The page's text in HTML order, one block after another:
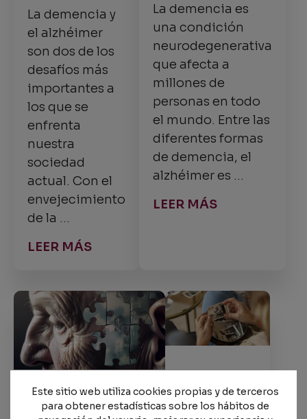
La demencia y
el alzhéimer
son dos de los
desafíos más
importantes a
los que se
enfrenta
nuestra
sociedad
actual. Con el
envejecimiento
de la …
LEER MÁS
La demencia es
una condición
neurodegenerativa
que afecta a
millones de
personas en todo
el mundo. Entre las
diferentes formas
de demencia, el
alzhéimer es …
LEER MÁS
El desamor y los
la
evolución
Este sitio web utiliza cookies propias y de terceros
para obtener estadísticas sobre los hábitos de